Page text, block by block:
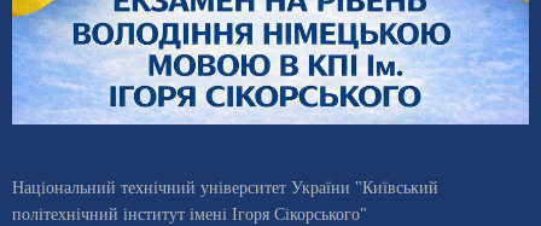
Національний технічний університет України "Київський
політехнічний інститут імені Ігоря Сікорського"